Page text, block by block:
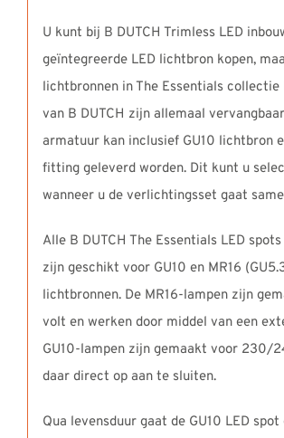
U kunt bij B DUTCH Trimless LED
geïntegreerde LED lichtbron kopen,
lichtbronnen in The Essentials collectie
van B DUTCH zijn allemaal
armatuur kan inclusief GU10 lichtbron
fitting geleverd worden. Dit kunt u
wanneer u de verlichtingsset gaat
Alle B DUTCH The Essentials LED
zijn geschikt voor GU10 en MR16
lichtbronnen. De MR16-lampen zijn
volt en werken door middel van een
GU10-lampen zijn gemaakt voor 230/
daar direct op aan te sluiten.
Qua levensduur gaat de GU10 LED